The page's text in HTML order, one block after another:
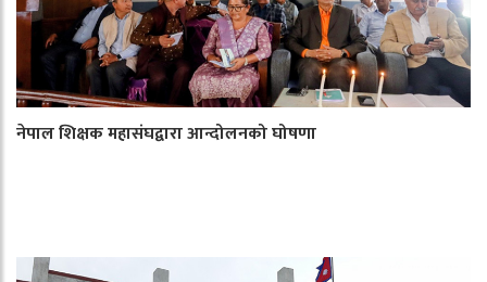
नेपाल शिक्षक महासंघद्वारा आन्दोलनको घोषणा